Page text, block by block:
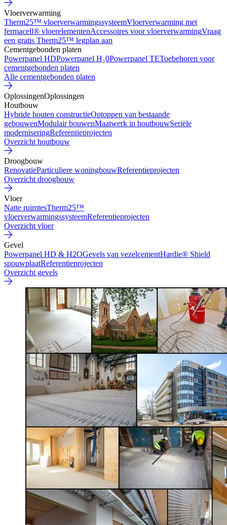
Vloerverwarming
Therm25™ vloerverwarmingssysteemVloerverwarming met
fermacell® vloerelementenAccessoires voor vloerverwarmingVraag
een gratis Therm25™ legplan aan
Cementgebonden platen
Powerpanel HDPowerpanel H₂0Powerpanel TEToebehoren voor
cementgebonden platen
Alle cementgebonden platen
OplossingenOplossingen
Houtbouw
Hybride houten constructieOptoppen van bestaande
gebouwenModulair bouwenMaatwerk in houtbouwSeriële
moderniseringReferentieprojecten
Overzicht houtbouw
Droogbouw
RenovatieParticuliere woningbouwReferentieprojecten
Overzicht droogbouw
Vloer
Natte ruimtesTherm25™
vloerverwarmingssysteemReferentieprojecten
Overzicht vloer
Gevel
Powerpanel HD & H2OGevels van vezelcementHardie® Shield
spouwplaatReferentieprojecten
Overzicht gevels